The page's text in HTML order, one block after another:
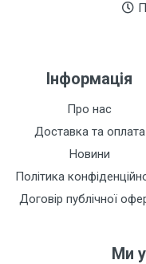
Інформація
Про нас
Доставка та оплата
Новини
Політика
Договір публічної
Ми